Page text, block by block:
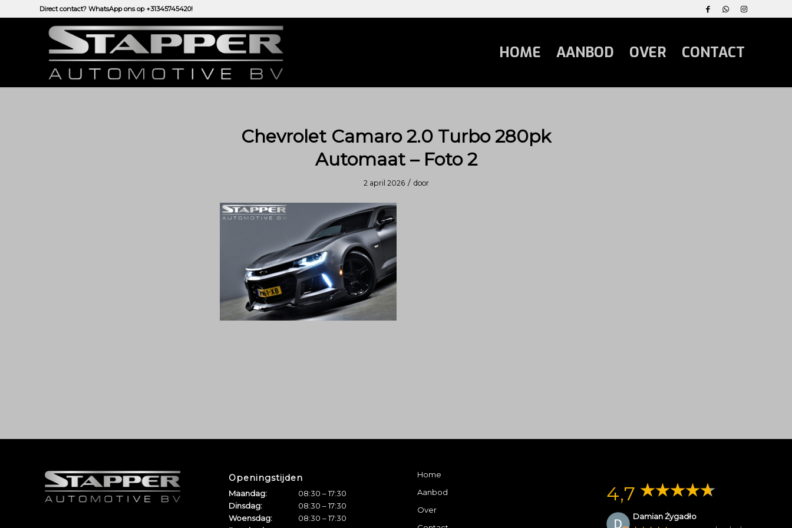
Direct contact? WhatsApp ons op +31345745420!
HOME AANBOD OVER CONTACT
Chevrolet Camaro 2.0 Turbo 280pk
Automaat – Foto 2
2 april 2026 / door
Openingstijden
Maandag:
08:30 – 17:30
Dinsdag:
08:30 – 17:30
Woensdag:
08:30 – 17:30
Home
Aanbod
Over
4,7
Damian Żygadło